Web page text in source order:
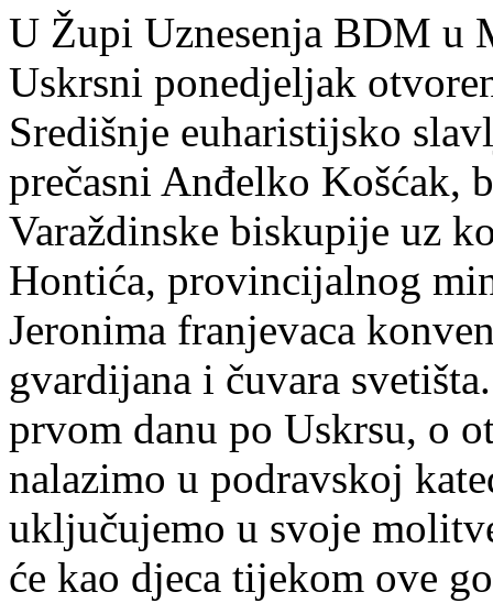
U Župi Uznesenja BDM u
Uskrsni ponedjeljak
Središnje euharistijsko
prečasni Anđelko Košćak,
Varaždinske biskupije uz
Hontića, provincijalnog
Jeronima franjevaca
gvardijana i čuvara
prvom danu po Uskrsu, o
nalazimo u podravskoj
uključujemo u svoje
će kao djeca tijekom ove